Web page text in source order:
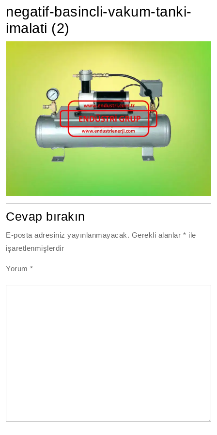
negatif-basincli-vakum-tanki-
imalati (2)
Cevap bırakın
E-posta adresiniz yayınlanmayacak. Gerekli alanlar* ile
işaretlenmişlerdir
Yorum*